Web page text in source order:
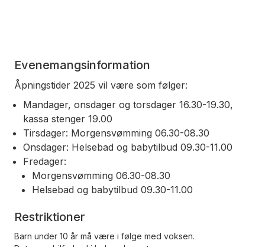
Evenemangsinformation
Åpningstider 2025 vil være som følger:
Mandager, onsdager og torsdager 16.30-19.30,
kassa stenger 19.00
Tirsdager: Morgensvømming 06.30-08.30
Onsdager: Helsebad og babytilbud 09.30-11.00
Fredager:
Morgensvømming 06.30-08.30
Helsebad og babytilbud 09.30-11.00
Restriktioner
Barn under 10 år må være i følge med voksen.